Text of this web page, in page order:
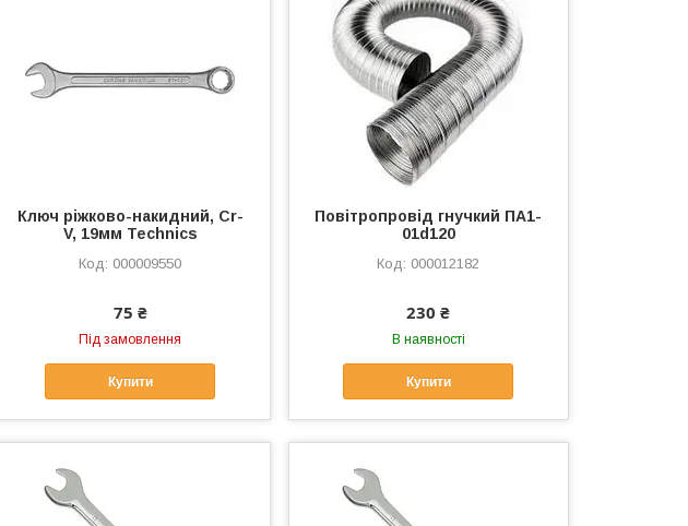
Ключ ріжково-накидний, Cr-
V, 19мм Technics
000009550
75 ₴
Під замовлення
Купити
Повітропровід гнучкий ПА1-
01d120
000012182
230 ₴
В наявності
Купити